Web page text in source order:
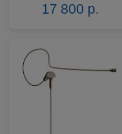
17 800 р.